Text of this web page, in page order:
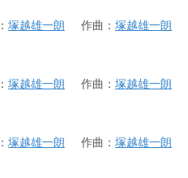
： 塚越雄一朗 作曲 ： 塚越雄一朗
： 塚越雄一朗 作曲 ： 塚越雄一朗
： 塚越雄一朗 作曲 ： 塚越雄一朗